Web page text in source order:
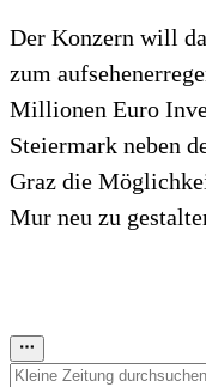
Der Konzern will
zum
Millionen Euro
Steiermark neben
Graz die
Mur neu zu